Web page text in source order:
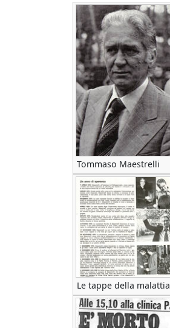
Tommaso Maestrelli
Le tappe della malattia